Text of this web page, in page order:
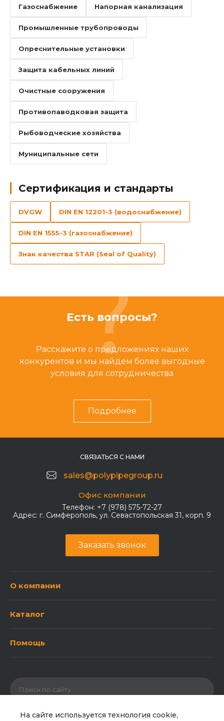
На сайте используется технология cookie,
Газоснабжение Напорная канализация
Промышленные трубопроводы
Опреснительные установки
Защита кабельных линий
Очистные сооружения
Противопаводковая защита
Рыбоводческие хозяйства
Муниципальные сети
Сертификация и стандарты
DVGW DIN EN 12201-3 (водоснабжение)
DIN EN 1555-3 (газоснабжение)
Знак качества STAR (Seal of Quality)
Есть вопросы?
Расскажите о предложениях наших
конкурентов и мы найдем более выгодные
условия для сотрудничества
Подробнее
СВЯЗАТЬСЯ С НАМИ
sales@polypipegroup.ru
Офис компании
Телефон: +7 (978) 575-72-27
Адрес: г. Симферополь, ул. Севастопольская 31, корп. 9
Заказать звонок
О компании
Каталог
Помощь